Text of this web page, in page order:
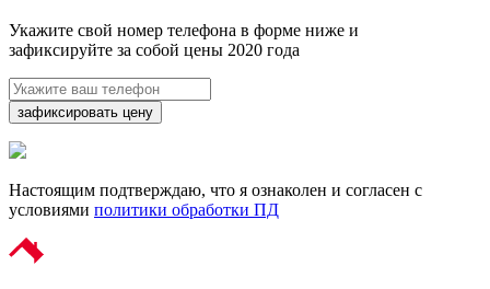
Укажите свой номер телефона в форме ниже и
зафиксируйте за собой цены 2020 года
зафиксировать цену
Настоящим подтверждаю, что я ознаколен и согласен с
условиями политики обработки ПД